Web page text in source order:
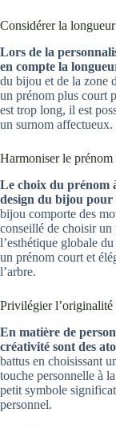
Considérer la
Lors de la
en compte la
du bijou et de la zone
un prénom plus court
est trop long, il est
un surnom affectueux.
Harmoniser le
Le choix du prénom
design du bijou pour
bijou comporte des
conseillé de choisir un
l’esthétique globale
un prénom court et
l’arbre.
Privilégier l’originalité
En matière de
créativité sont des
battus en choisissant
touche personnelle à
petit symbole
personnel.